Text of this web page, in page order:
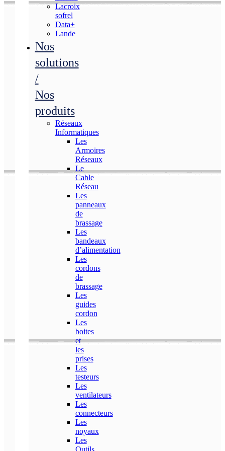
Lacroix
sofrel
Data+
Lande
Nos
solutions
/
Nos
produits
Réseaux
Informatiques
Les
Armoires
Réseaux
Le
Cable
Réseau
Les
panneaux
de
brassage
Les
bandeaux
d’alimentation
Les
cordons
de
brassage
Les
guides
cordon
Les
boites
et
les
prises
Les
testeurs
Les
ventilateurs
Les
connecteurs
Les
noyaux
Les
Outils